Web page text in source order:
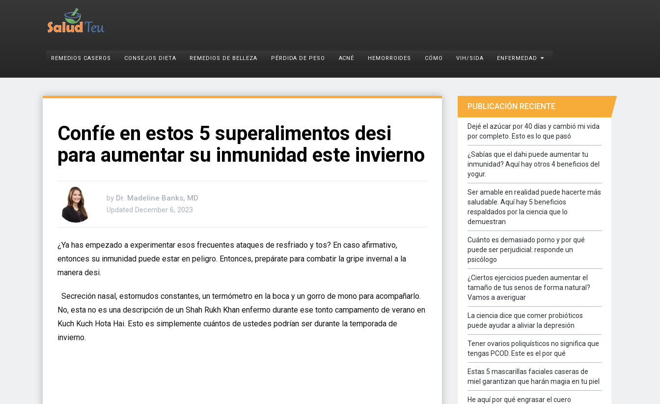
REMEDIOS CASEROS CONSEJOS DIETA REMEDIOS DE BELLEZA PÉRDIDA DE PESO ACNÉ HEMORROIDES CÓMO VIH/SIDA ENFERMEDAD
Confíe en estos 5 superalimentos desi
para aumentar su inmunidad este invierno
by Dr. Madeline Banks, MD
Updated December 6, 2023
¿Ya has empezado a experimentar esos frecuentes ataques de resfriado y tos? En caso afirmativo,
entonces su inmunidad puede estar en peligro. Entonces, prepárate para combatir la gripe invernal a la
manera desi.
Secreción nasal, estornudos constantes, un termómetro en la boca y un gorro de mono para acompañarlo.
No, esta no es una descripción de un Shah Rukh Khan enfermo durante ese tonto campamento de verano en
Kuch Kuch Hota Hai. Esto es simplemente cuántos de ustedes podrían ser durante la temporada de
invierno.
PUBLICACIÓN RECIENTE
Dejé el azúcar por 40 días y cambió mi vida
por completo. Esto es lo que pasó
¿Sabías que el dahi puede aumentar tu
inmunidad? Aquí hay otros 4 beneficios del
yogur.
Ser amable en realidad puede hacerte más
saludable. Aquí hay 5 beneficios
respaldados por la ciencia que lo
demuestran
Cuánto es demasiado porno y por qué
puede ser perjudicial: responde un
psicólogo
¿Ciertos ejercicios pueden aumentar el
tamaño de tus senos de forma natural?
Vamos a averiguar
La ciencia dice que comer probióticos
puede ayudar a aliviar la depresión
Tener ovarios poliquísticos no significa que
tengas PCOD. Este es el por qué
Estas 5 mascarillas faciales caseras de
miel garantizan que harán magia en tu piel
He aquí por qué engrasar el cuero